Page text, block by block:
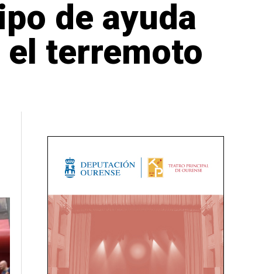
de ayuda
terremoto